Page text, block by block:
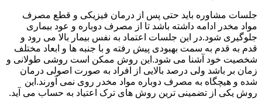
جلسات مشاوره باید حتی پس از درمان فیزیکی و قطع مصرف
مواد مخدر ادامه داشته باشد تا از مصرف دوباره و عود بیماری
جلوگیری شود.در این جلسات اعتماد به نفس بیمار بالا می رود و
قدم به قدم به سمت بهبودی پیش رفته و با جنبه ها و ابعاد مختلف
شخصیت خود آشنا می شود.این روش ممکن است روشی طولانی و
زمان بر باشد ولی درصد بالایی از افراد به صورت اصولی درمان
شده و هیچگاه به مصرف دوباره مواد مخدر روی نمی آورند.این
روش یکی از تضمینی ترین روش های ترک اعتیاد به حساب می آید.